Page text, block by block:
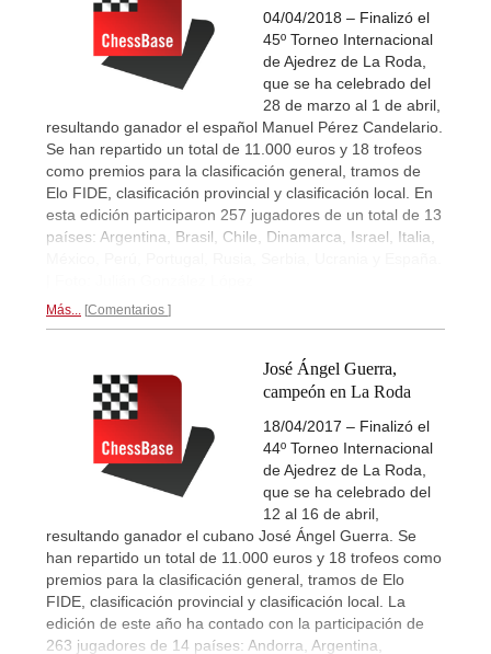
04/04/2018 – Finalizó el
45º Torneo Internacional
de Ajedrez de La Roda,
que se ha celebrado del
28 de marzo al 1 de abril,
resultando ganador el español Manuel Pérez Candelario.
Se han repartido un total de 11.000 euros y 18 trofeos
como premios para la clasificación general, tramos de
Elo FIDE, clasificación provincial y clasificación local. En
esta edición participaron 257 jugadores de un total de 13
países: Argentina, Brasil, Chile, Dinamarca, Israel, Italia,
Más... Comentarios
José Ángel Guerra,
campeón en La Roda
18/04/2017 – Finalizó el
44º Torneo Internacional
de Ajedrez de La Roda,
que se ha celebrado del
12 al 16 de abril,
resultando ganador el cubano José Ángel Guerra. Se
han repartido un total de 11.000 euros y 18 trofeos como
premios para la clasificación general, tramos de Elo
FIDE, clasificación provincial y clasificación local. La
edición de este año ha contado con la participación de
263 jugadores de 14 países: Andorra, Argentina,